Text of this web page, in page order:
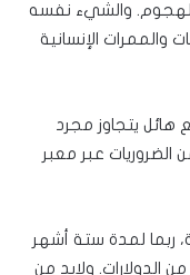
للهجوم. والشيء نفسه
الإنسانية
يتجاوز مجرد
الضروريات عبر معبر
ربما لمدة ستة أشهر
الدولارات. ولابد من